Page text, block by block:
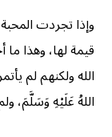
وإذا تجردت
قيمة لها، وهذا
الله ولكنهم لم
اللهُ عَلَيْهِ وَسَلَّمَ،